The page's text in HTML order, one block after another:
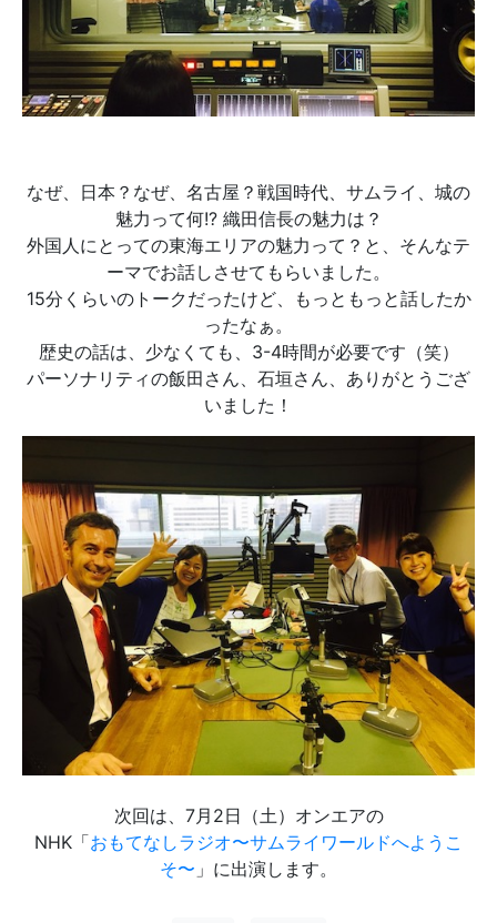
なぜ、日本？なぜ、名古屋？戦国時代、サムライ、城の
魅力って何!? 織田信長の魅力は？
外国人にとっての東海エリアの魅力って？と、そんなテ
ーマでお話しさせてもらいました。
15分くらいのトークだったけど、もっともっと話したか
ったなぁ。
歴史の話は、少なくても、3-4時間が必要です（笑）
パーソナリティの飯田さん、石垣さん、ありがとうござ
いました！
次回は、7月2日（土）オンエアの
NHK「おもてなしラジオ〜サムライワールドへようこ
そ〜 」に出演します。